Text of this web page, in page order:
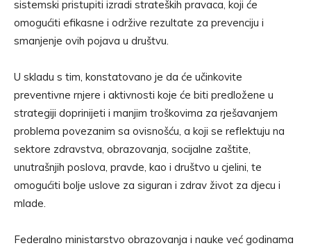
sistemski pristupiti izradi strateških pravaca, koji će
omogućiti efikasne i održive rezultate za prevenciju i
smanjenje ovih pojava u društvu.
U skladu s tim, konstatovano je da će učinkovite
preventivne rnjere i aktivnosti koje će biti predložene u
strategiji doprinijeti i manjim troškovima za rješavanjem
problema povezanim sa ovisnošću, a koji se reflektuju na
sektore zdravstva, obrazovanja, socijalne zaštite,
unutrašnjih poslova, pravde, kao i društvo u cjelini, te
omogućiti bolje uslove za siguran i zdrav život za djecu i
mlade.
Federalno ministarstvo obrazovanja i nauke već godinama